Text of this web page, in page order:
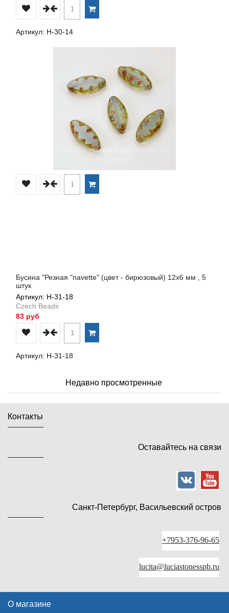
Артикул: Н-30-14
Бусина "Резная "navette" (цвет - бирюзовый) 12х6 мм , 5
штук
Артикул: Н-31-18
Czech Beads
83 руб
Артикул: Н-31-18
Недавно просмотренные
Контакты
Оставайтесь на связи
Санкт-Петербург, Васильевский остров
+7953-376-96-65
lucita@luciastonesspb.ru
О магазине